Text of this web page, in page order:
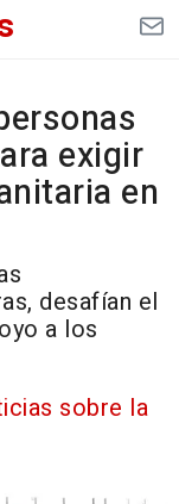
exigir
en
desafían el
a los
sobre la